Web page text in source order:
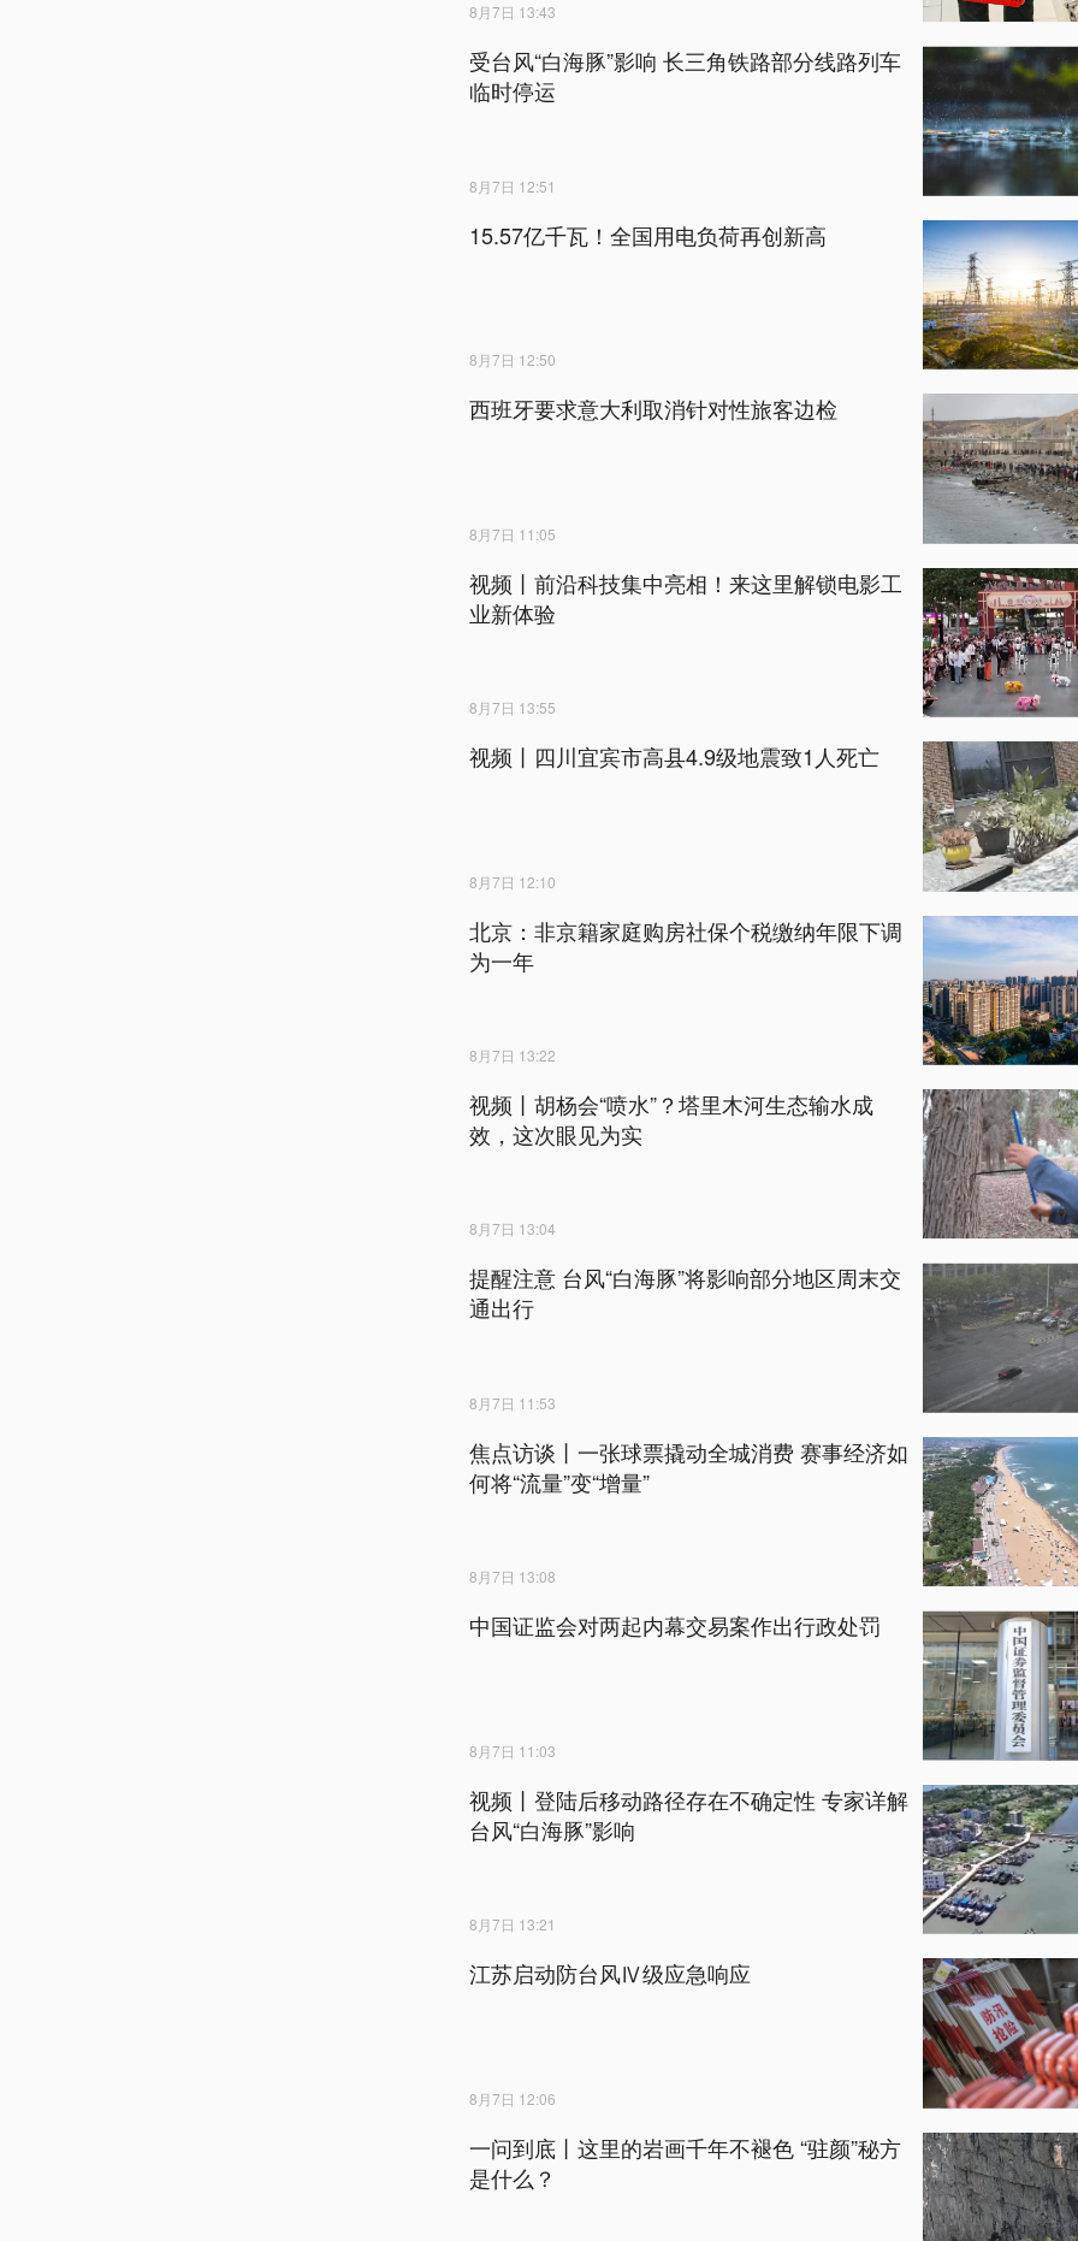
8月7日 13:43
受台风“白海豚”影响 长三角铁路部分线路列车
临时停运
8月7日 12:51
15.57亿千瓦！全国用电负荷再创新高
8月7日 12:50
西班牙要求意大利取消针对性旅客边检
8月7日 11:05
视频丨前沿科技集中亮相！来这里解锁电影工
业新体验
8月7日 13:55
视频丨四川宜宾市高县4.9级地震致1人死亡
8月7日 12:10
北京：非京籍家庭购房社保个税缴纳年限下调
为一年
8月7日 13:22
视频丨胡杨会“喷水”？塔里木河生态输水成
效，这次眼见为实
8月7日 13:04
提醒注意 台风“白海豚”将影响部分地区周末交
通出行
8月7日 11:53
焦点访谈丨一张球票撬动全城消费 赛事经济如
何将“流量”变“增量”
8月7日 13:08
中国证监会对两起内幕交易案作出行政处罚
8月7日 11:03
视频丨登陆后移动路径存在不确定性 专家详解
台风“白海豚”影响
8月7日 13:21
江苏启动防台风Ⅳ级应急响应
8月7日 12:06
一问到底丨这里的岩画千年不褪色 “驻颜”秘方
是什么？